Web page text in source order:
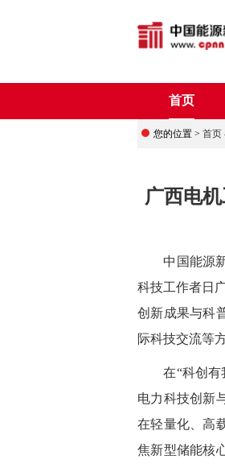
首页
您的位置 > 首页
广西电
中国能源新
科技工作者日
创新成果与科
际科技交流等
在“科创有
电力科技创新
在轻量化、高
焦新型储能核